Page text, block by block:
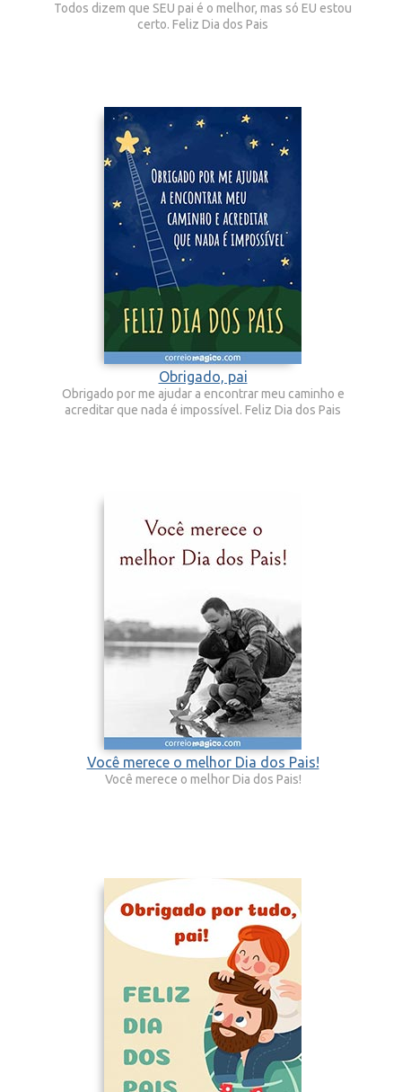
Todos dizem que SEU pai é o melhor, mas só EU estou
certo. Feliz Dia dos Pais
Obrigado, pai
Obrigado por me ajudar a encontrar meu caminho e
acreditar que nada é impossível. Feliz Dia dos Pais
Você merece o melhor Dia dos Pais!
Você merece o melhor Dia dos Pais!